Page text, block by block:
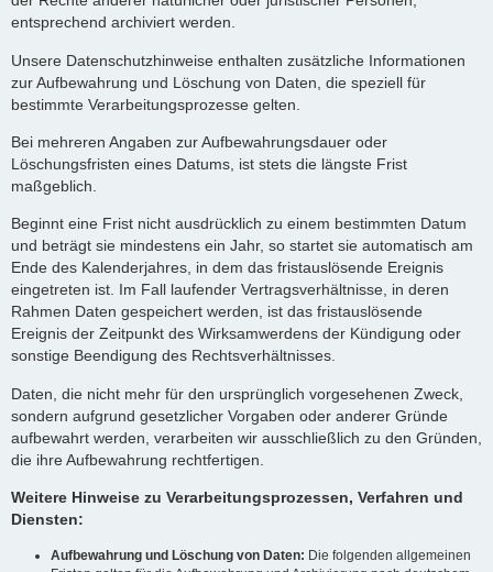
entsprechend archiviert werden.
Unsere Datenschutzhinweise enthalten zusätzliche Informationen
zur Aufbewahrung und Löschung von Daten, die speziell für
bestimmte Verarbeitungsprozesse gelten.
Bei mehreren Angaben zur Aufbewahrungsdauer oder
Löschungsfristen eines Datums, ist stets die längste Frist
maßgeblich.
Beginnt eine Frist nicht ausdrücklich zu einem bestimmten Datum
und beträgt sie mindestens ein Jahr, so startet sie automatisch am
Ende des Kalenderjahres, in dem das fristauslösende Ereignis
eingetreten ist. Im Fall laufender Vertragsverhältnisse, in deren
Rahmen Daten gespeichert werden, ist das fristauslösende
Ereignis der Zeitpunkt des Wirksamwerdens der Kündigung oder
sonstige Beendigung des Rechtsverhältnisses.
Daten, die nicht mehr für den ursprünglich vorgesehenen Zweck,
sondern aufgrund gesetzlicher Vorgaben oder anderer Gründe
aufbewahrt werden, verarbeiten wir ausschließlich zu den Gründen,
die ihre Aufbewahrung rechtfertigen.
Weitere Hinweise zu Verarbeitungsprozessen, Verfahren und
Diensten:
Aufbewahrung und Löschung von Daten: Die folgenden allgemeinen